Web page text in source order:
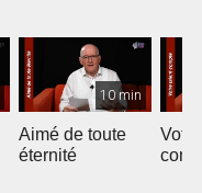
10 min
Aimé de toute
éternité